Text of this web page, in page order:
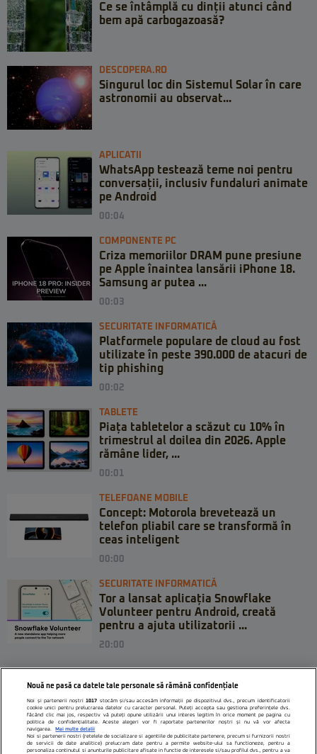
Ce se întâmplă cu dinții atunci când
bem apă carbogazoasă?
DESCOPERA.RO
Singurul loc din Sistemul Solar în care
astronomii au observat...
APLICATII
WhatsApp testează teme noi pentru
conversații, inclusiv fundaluri animate
pe Android
00:04
COMPONENTE PC
Criza memoriilor DRAM pune presiune
pe Apple înaintea lansării iPhone 18.
Samsung ar putea ...
00:03
SECURITATE INFORMATICĂ
Platformele populare de cloud au fost
utilizate în peste 390.000 de atacuri de
tip phishing
00:02
TABLETE
Piața tabletelor a scăzut cu 10% în
trimestrul al doilea din 2026. Apple
rămâne lider, ...
00:01
TELEFOANE MOBILE
Concept: Motorola brevetează un
telefon pliabil care se transformă în
ceas inteligent
00:00
SECURITATE INFORMATICĂ
Tor a lansat aplicația Snowflake
Volunteer pentru Android, creată
pentru a ajuta utilizatorii ...
20:00
Nouă ne pasă ca datele tale personale să rămână confidențiale
Noi și partenerii noștri1017 stocăm și/sau accesăm informații pe dispozitivul dvs., precum identificatorii
cookie unici pentru prelucrarea datelor cu caracter personal. Puteți accepta sau gestiona preferințele dvs.
făcând clic mai jos, respectiv vă puteți opune utilizării unui interes legitim în orice moment pe pagina cu
politica de confidențialitate. Aceste alegeri vor fi raportate partenerilor noștri și nu vă vor afecta
navigarea.
Mai multe detalii
Noi si partenerii nostri (retelele de socializare si agentiile de publicitate partenere, precum si furnizorii nostri
de servicii de date analitice) prelucram date pentru a permite website-ului sa functioneze, pentru a
personaliza continutul si anunturile publicitare afisate in functie de interesele si/sau profilul dvs., pentru a va